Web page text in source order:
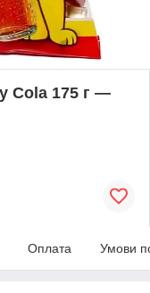
Cola 175 г —
Оплата Умови